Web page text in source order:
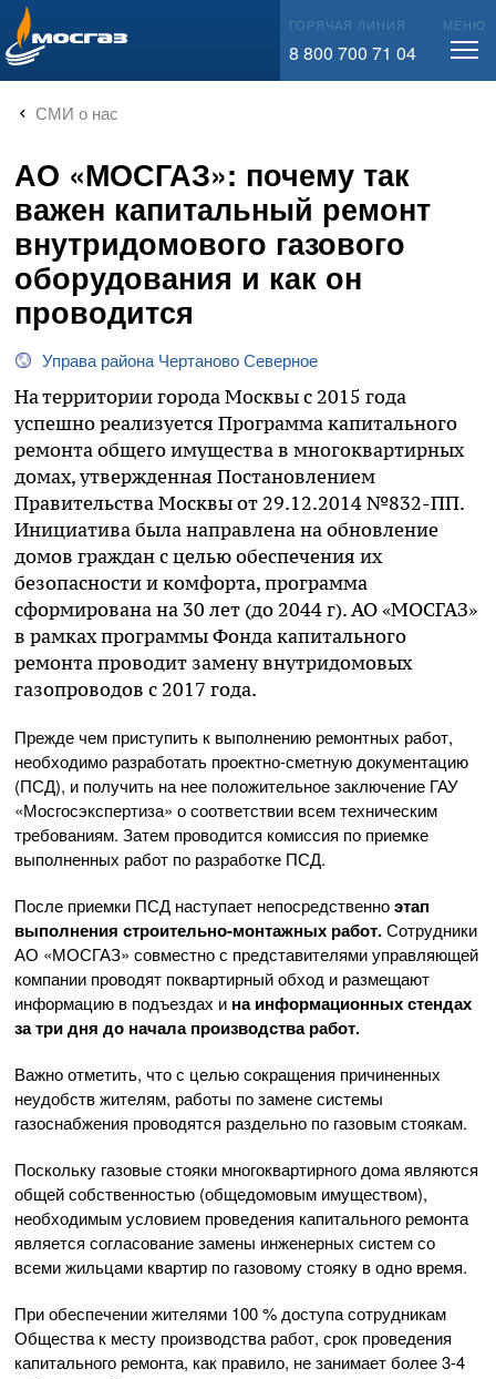
info@mos-gaz.ru ГОРЯЧАЯ ЛИНИЯ
8 800 700 71 04
МЕНЮ
СМИ о нас
АО «МОСГАЗ»: почему так
важен капитальный ремонт
внутридомового газового
оборудования и как он
проводится
Управа района Чертаново Северное
На территории города Москвы с 2015 года
успешно реализуется Программа капитального
ремонта общего имущества в многоквартирных
домах, утвержденная Постановлением
Правительства Москвы от 29.12.2014 №832-ПП.
Инициатива была направлена на обновление
домов граждан с целью обеспечения их
безопасности и комфорта, программа
сформирована на 30 лет (до 2044 г). АО «МОСГАЗ»
в рамках программы Фонда капитального
ремонта проводит замену внутридомовых
газопроводов с 2017 года.
Прежде чем приступить к выполнению ремонтных работ,
необходимо разработать проектно-сметную документацию
(ПСД), и получить на нее положительное заключение ГАУ
«Мосгосэкспертиза» о соответствии всем техническим
требованиям. Затем проводится комиссия по приемке
выполненных работ по разработке ПСД.
После приемки ПСД наступает непосредственноэтап
выполнения строительно-монтажных работ.Сотрудники
АО «МОСГАЗ» совместно с представителями управляющей
компании проводят поквартирный обход и размещают
информацию в подъездах и на информационных стендах
за три дня до начала производства работ.
Важно отметить, что с целью сокращения причиненных
неудобств жителям, работы по замене системы
газоснабжения проводятся раздельно по газовым стоякам.
Поскольку газовые стояки многоквартирного дома являются
общей собственностью (общедомовым имуществом),
необходимым условием проведения капитального ремонта
является согласование замены инженерных систем со
всеми жильцами квартир по газовому стояку в одно время.
При обеспечении жителями 100 % доступа сотрудникам
Общества к месту производства работ, срок проведения
капитального ремонта, как правило, не занимает более 3-4